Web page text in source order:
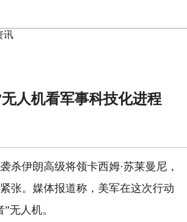
讯
人机看军事科技化进程
伊朗高级将领卡西姆·苏莱曼尼，
张。媒体报道称，美军在这次行动
无人机。